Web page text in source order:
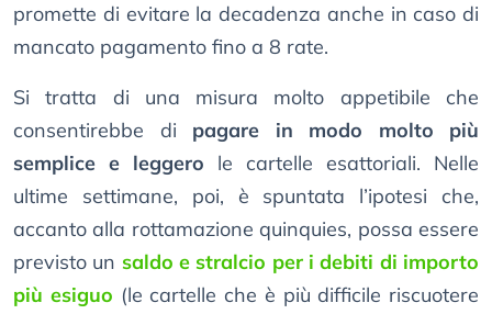
promette di evitare la decadenza anche in caso di
mancato pagamento fino a 8 rate.
Si tratta di una misura molto appetibile che
consentirebbe di pagare in modo molto più
semplice e leggero le cartelle esattoriali. Nelle
ultime settimane, poi, è spuntata l’ipotesi che,
accanto alla rottamazione quinquies, possa essere
previsto un saldo e stralcio per i debiti di importo
più esiguo (le cartelle che è più difficile riscuotere